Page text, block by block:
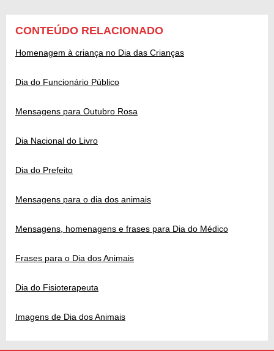
CONTEÚDO RELACIONADO
Homenagem à criança no Dia das Crianças
Dia do Funcionário Público
Mensagens para Outubro Rosa
Dia Nacional do Livro
Dia do Prefeito
Mensagens para o dia dos animais
Mensagens, homenagens e frases para Dia do Médico
Frases para o Dia dos Animais
Dia do Fisioterapeuta
Imagens de Dia dos Animais